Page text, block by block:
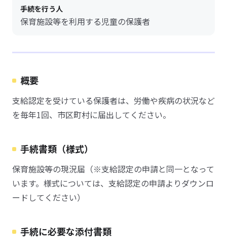
手続を行う人
保育施設等を利用する児童の保護者
概要
支給認定を受けている保護者は、労働や疾病の状況など
を毎年1回、市区町村に届出してください。
手続書類（様式）
保育施設等の現況届（※支給認定の申請と同一となって
います。様式については、支給認定の申請よりダウンロ
ードしてください）
手続に必要な添付書類